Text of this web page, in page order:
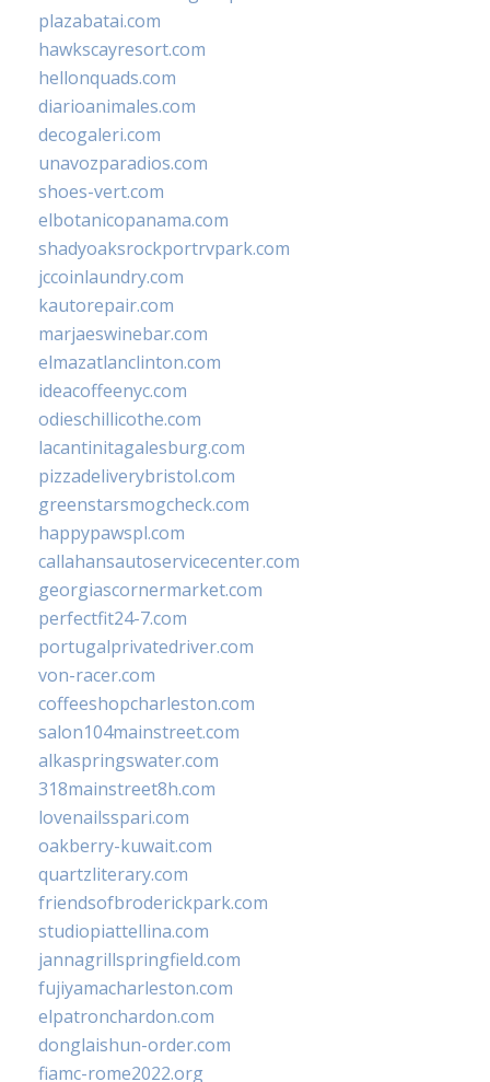
plazabatai.com
hawkscayresort.com
hellonquads.com
diarioanimales.com
decogaleri.com
unavozparadios.com
shoes-vert.com
elbotanicopanama.com
shadyoaksrockportrvpark.com
jccoinlaundry.com
kautorepair.com
marjaeswinebar.com
elmazatlanclinton.com
ideacoffeenyc.com
odieschillicothe.com
lacantinitagalesburg.com
pizzadeliverybristol.com
greenstarsmogcheck.com
happypawspl.com
callahansautoservicecenter.com
georgiascornermarket.com
perfectfit24-7.com
portugalprivatedriver.com
von-racer.com
coffeeshopcharleston.com
salon104mainstreet.com
alkaspringswater.com
318mainstreet8h.com
lovenailsspari.com
oakberry-kuwait.com
quartzliterary.com
friendsofbroderickpark.com
studiopiattellina.com
jannagrillspringfield.com
fujiyamacharleston.com
elpatronchardon.com
donglaishun-order.com
fiamc-rome2022.org